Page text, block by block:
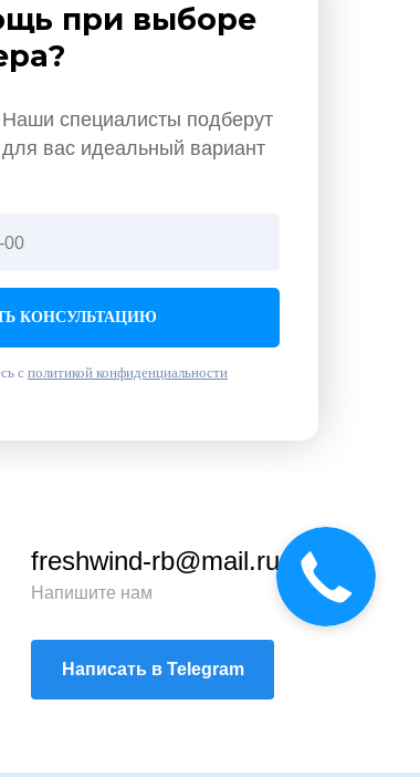
Наши специалисты подберут
для вас идеальный вариант
при выборе
КОНСУЛЬТАЦИЮ
с политикой конфиденциальности
freshwind-rb@mail.ru
Напишите нам
Написать в Telegram